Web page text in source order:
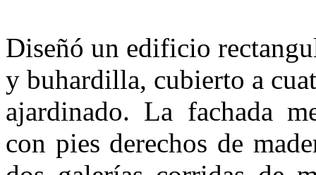
Diseñó un edificio
y buhardilla, cubierto a
ajardinado. La fachada
con pies dere­chos de